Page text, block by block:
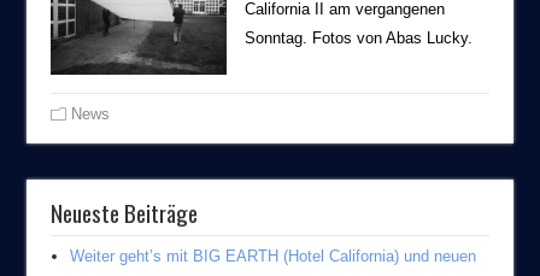
California II am vergangenen
Sonntag. Fotos von Abas Lucky.
News
Neueste Beiträge
Weiter geht’s mit BIG EARTH (Hotel California) und neuen